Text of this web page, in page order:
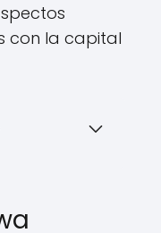
con la capital